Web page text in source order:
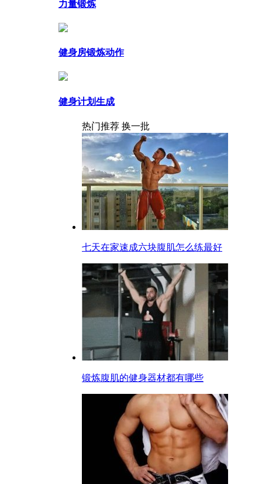
力量锻炼
健身房锻炼动作
健身计划生成
热门推荐 换一批
七天在家速成六块腹肌怎么练最好
锻炼腹肌的健身器材都有哪些